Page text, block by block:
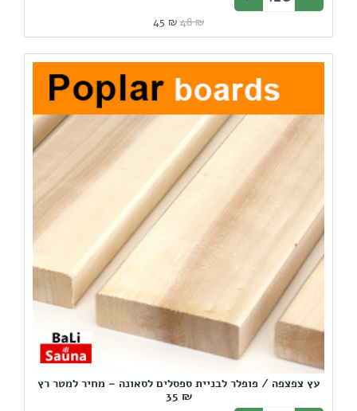
48₪
המחיר
המקורי
48 ₪.
45 ₪
המחיר
הנוכחי
45 ₪.
עץ צפצפה / פופלר לבניית ספסלים לסאונה – מחיר למטר רץ
₪ 35